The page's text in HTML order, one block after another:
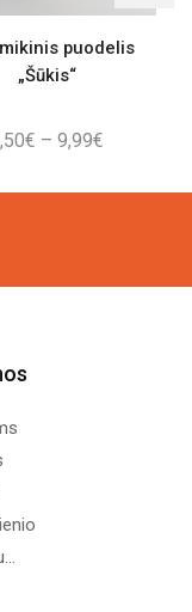
puodelis
„Šūkis“
€ – 9,99€
6,50€